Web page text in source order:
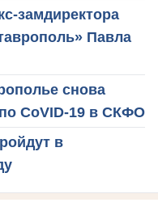
замдиректора
Павла
снова
CoVID-19 в СКФО
в